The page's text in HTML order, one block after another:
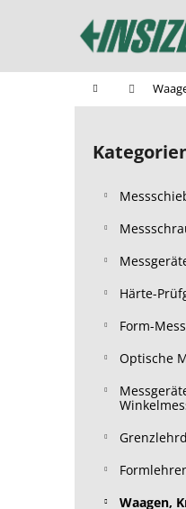
Startseite
S
Kategorien
überspringen
Härte-
Form-
Optische
Waagen,
e
Zurück
zum
Zurück
zum